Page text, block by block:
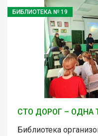
БИБЛИОТЕКА № 19
СТО ДОРОГ – ОДНА
Библиотека